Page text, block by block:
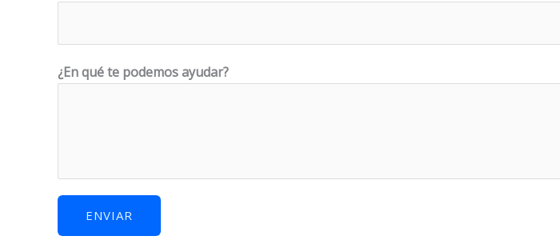
a
y
r
?
¿En qué te podemos ayudar?
ENVIAR